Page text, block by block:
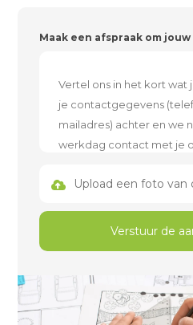
Maak een afspraak om
Upload een foto
Verstuur de